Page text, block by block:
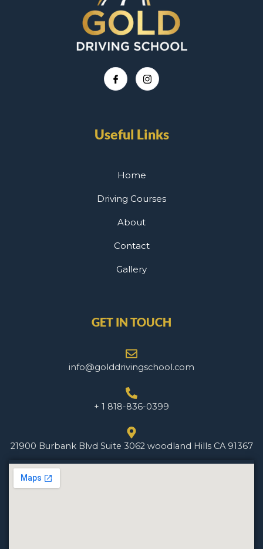
Useful Links
Home
Driving Courses
About
Contact
Gallery
GET IN TOUCH
info@golddrivingschool.com
+ 1 818-836-0399
21900 Burbank Blvd Suite 3062 woodland Hills CA 91367